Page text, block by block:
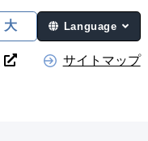
大 Language
サイトマップ